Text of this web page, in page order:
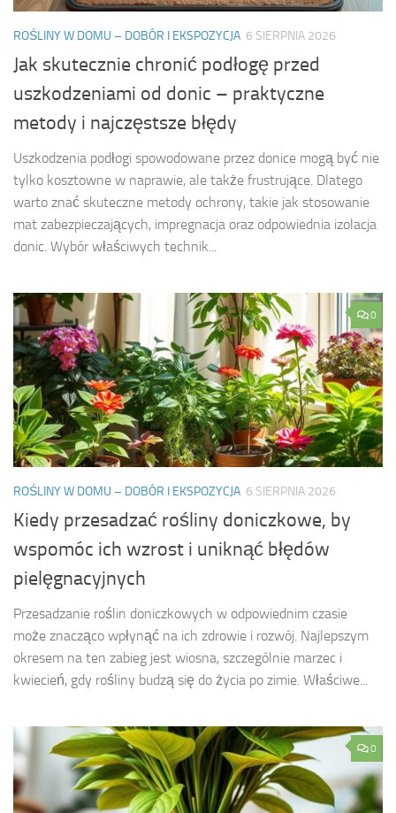
ROŚLINY W DOMU – DOBÓR I EKSPOZYCJA 6 SIERPNIA 2026
Jak skutecznie chronić podłogę przed
uszkodzeniami od donic – praktyczne
metody i najczęstsze błędy
Uszkodzenia podłogi spowodowane przez donice mogą być nie
tylko kosztowne w naprawie, ale także frustrujące. Dlatego
warto znać skuteczne metody ochrony, takie jak stosowanie
mat zabezpieczających, impregnacja oraz odpowiednia izolacja
donic. Wybór właściwych technik...
0
ROŚLINY W DOMU – DOBÓR I EKSPOZYCJA 6 SIERPNIA 2026
Kiedy przesadzać rośliny doniczkowe, by
wspomóc ich wzrost i uniknąć błędów
pielęgnacyjnych
Przesadzanie roślin doniczkowych w odpowiednim czasie
może znacząco wpłynąć na ich zdrowie i rozwój. Najlepszym
okresem na ten zabieg jest wiosna, szczególnie marzec i
kwiecień, gdy rośliny budzą się do życia po zimie. Właściwe...
0